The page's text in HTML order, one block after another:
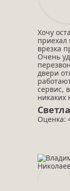
Хочу
приехал
врезка
Очень
двери
сервис,
никаких
Оценка: